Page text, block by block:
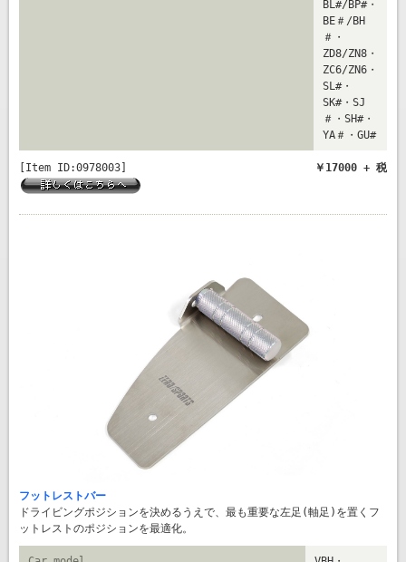
BL#/BP#・
BE＃/BH
＃・
ZD8/ZN8・
ZC6/ZN6・
SL#・
SK#・SJ
＃・SH#・
YA＃・GU#
[Item ID:0978003] ￥17000 + 税
フットレストバー
ドライビングポジションを決めるうえで、最も重要な左足(軸足)を置くフ
ットレストのポジションを最適化。